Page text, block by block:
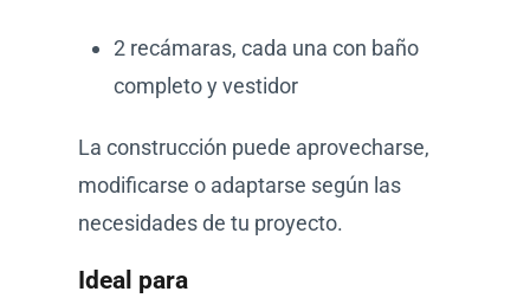
2 recámaras, cada una con baño
completo y vestidor
La construcción puede aprovecharse,
modificarse o adaptarse según las
necesidades de tu proyecto.
Ideal para